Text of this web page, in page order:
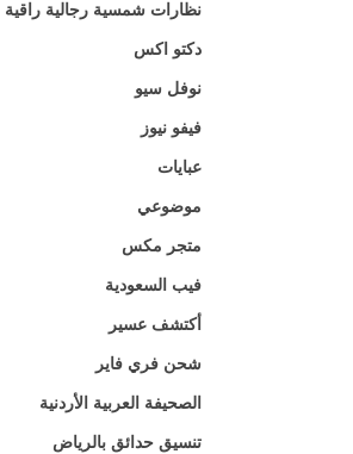
نظارات شمسية رجالية راقية
دكتو اكس
نوفل سيو
فيفو نيوز
عبايات
موضوعي
متجر مكس
فيب السعودية
أكتشف عسير
شحن فري فاير
الصحيفة العربية الأردنية
تنسيق حدائق بالرياض